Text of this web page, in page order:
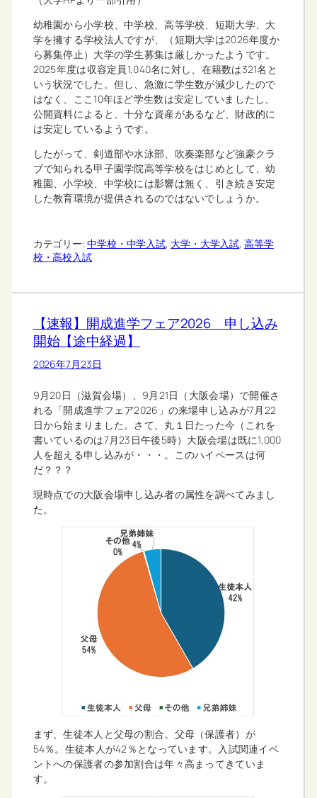
幼稚園から小学校、中学校、高等学校、短期大学、大
学を擁する学校法人ですが、（短期大学は2026年度か
ら募集停止）大学の学生募集は厳しかったようです。
2025年度は収容定員1,040名に対し、在籍数は321名と
いう状況でした。但し、急激に学生数が減少したので
はなく、ここ10年ほど学生数は安定していましたし、
公開資料によると、十分な資産があるなど、財政的に
は安定しているようです。
したがって、剣道部や水泳部、吹奏楽部など強豪クラ
ブで知られる甲子園学院高等学校をはじめとして、幼
稚園、小学校、中学校には影響は無く、引き続き安定
した教育環境が提供されるのではないでしょうか。
カテゴリー: 中学校・中学入試, 大学・大学入試, 高等学
校・高校入試
【速報】開成進学フェア2026 申し込み
開始【途中経過】
2026年7月23日
9月20日（滋賀会場）、9月21日（大阪会場）で開催さ
れる「開成進学フェア2026」の来場申し込みが7月22
日から始まりました。さて、丸１日たった今（これを
書いているのは7月23日午後5時）大阪会場は既に1,000
人を超える申し込みが・・・。このハイペースは何
だ？？？
現時点での大阪会場申し込み者の属性を調べてみまし
た。
まず、生徒本人と父母の割合。父母（保護者）が
54％。生徒本人が42％となっています。入試関連イベ
ントへの保護者の参加割合は年々高まってきていま
す。